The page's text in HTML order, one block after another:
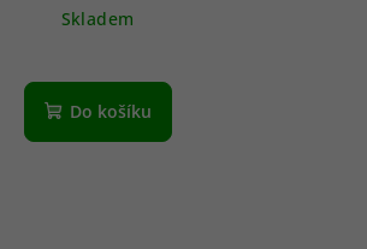
Skladem
Do košíku